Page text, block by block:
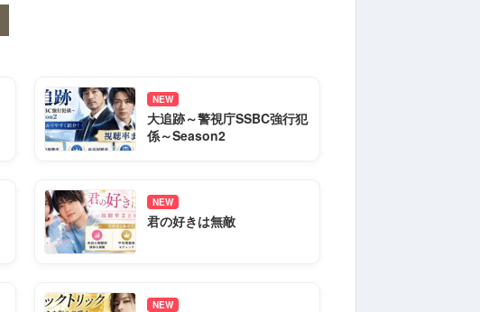
NEW
大追跡～警視庁SSBC強行犯
係～Season2
NEW
君の好きは無敵
NEW